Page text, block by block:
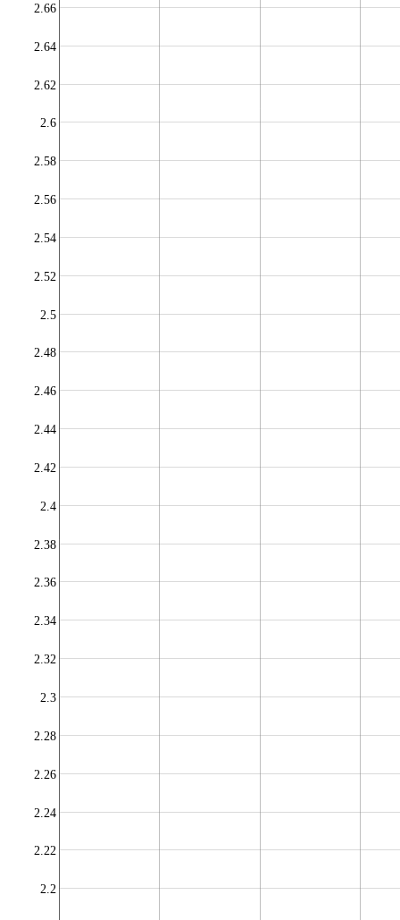
2.2
2.22
2.24
2.26
2.28
2.3
2.32
2.34
2.36
2.38
2.4
2.42
2.44
2.46
2.48
2.5
2.52
2.54
2.56
2.58
2.6
2.62
2.64
2.66